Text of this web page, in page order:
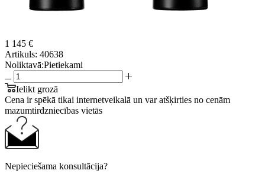
1 145 €
Artikuls: 40638
Noliktavā:Pietiekami
Ielikt grozā
Cena ir spēkā tikai internetveikalā un var atšķirties no cenām
mazumtirdzniecības vietās
Nepieciešama konsultācija?